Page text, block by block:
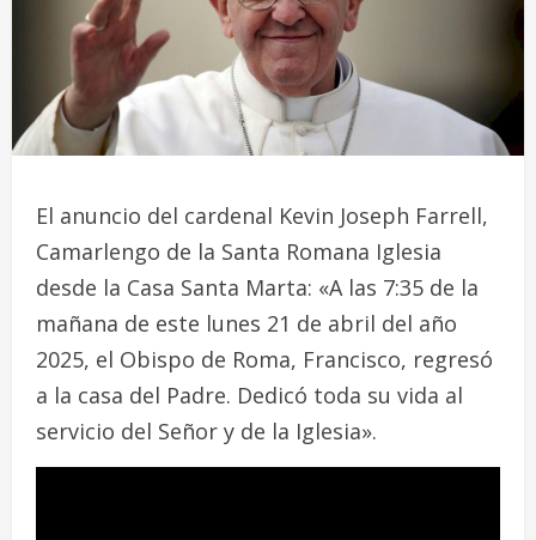
El anuncio del cardenal Kevin Joseph Farrell,
Camarlengo de la Santa Romana Iglesia
desde la Casa Santa Marta: «A las 7:35 de la
mañana de este lunes 21 de abril del año
2025, el Obispo de Roma, Francisco, regresó
a la casa del Padre. Dedicó toda su vida al
servicio del Señor y de la Iglesia».